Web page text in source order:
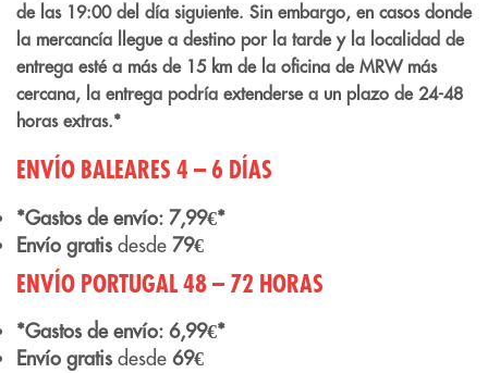
de las 19:00 del día siguiente. Sin embargo, en casos donde
la mercancía llegue a destino por la tarde y la localidad de
entrega esté a más de 15 km de la oficina de MRW más
cercana, la entrega podría extenderse a un plazo de 24-48
horas extras.*
ENVÍO BALEARES 4 – 6 DÍAS
*Gastos de envío: 7,99€*
Envío gratis desde 79€
ENVÍO PORTUGAL 48 – 72 HORAS
*Gastos de envío: 6,99€*
Envío gratis desde 69€